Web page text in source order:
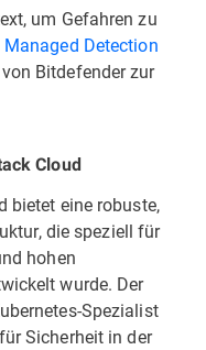
um Gefahren zu
Managed Detection
Bitdefender zur
Cloud
bietet eine robuste,
die speziell für
hohen
wurde. Der
Spezialist
Sicherheit in der